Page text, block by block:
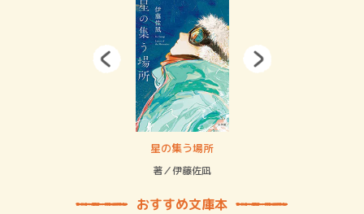
星の集う場所
著／伊藤佐凪
おすすめ文庫本